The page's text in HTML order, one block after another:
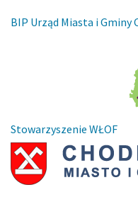
BIP Urząd Miasta i Gminy
Stowarzyszenie WŁOF